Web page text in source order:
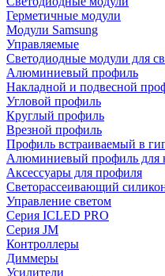
Герметичные модули
Модули Samsung
Управляемые
Светодиодные модули для
Алюминиевый профиль
Накладной и подвесной
Угловой профиль
Круглый профиль
Врезной профиль
Профиль встраиваемый в
Алюминиевый профиль для
Аксессуары для профиля
Светорассеивающий
Управление светом
Серия ICLED PRO
Серия JM
Контроллеры
Диммеры
Усилители